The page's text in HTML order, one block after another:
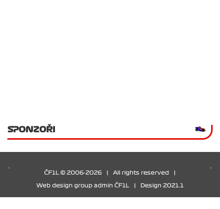
SPONZOŘI
ČF1L © 2006-2026 All rights reserved
Web design group admin ČF1L Design 2021.1